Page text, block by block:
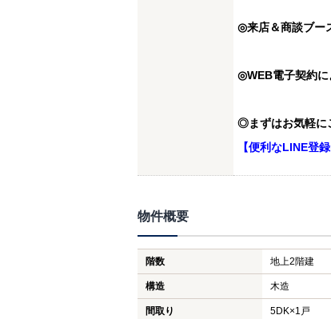
◎来店＆商談ブー
◎WEB電子契約に
◎まずはお気軽に
【便利なLINE登
物件概要
階数 地上2階建
構造 木造
間取り 5DK×1戸